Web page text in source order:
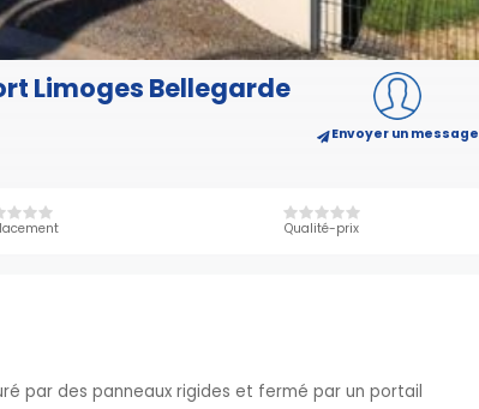
Limoges Bellegarde
Envoyer un message
Qualité-prix
par des panneaux rigides et fermé par un portail